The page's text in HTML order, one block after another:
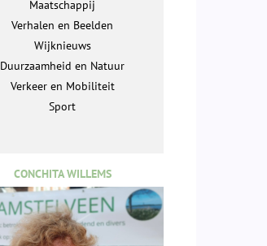
Maatschappij
Verhalen en Beelden
Wijknieuws
Duurzaamheid en Natuur
Verkeer en Mobiliteit
Sport
CONCHITA WILLEMS